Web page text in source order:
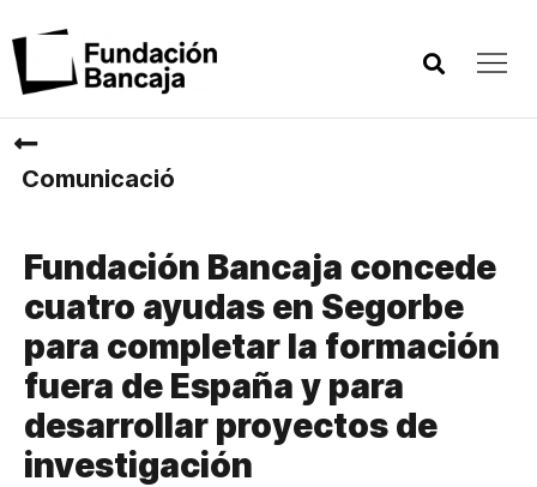
Comunicació
Fundación Bancaja concede
cuatro ayudas en Segorbe
para completar la formación
fuera de España y para
desarrollar proyectos de
investigación